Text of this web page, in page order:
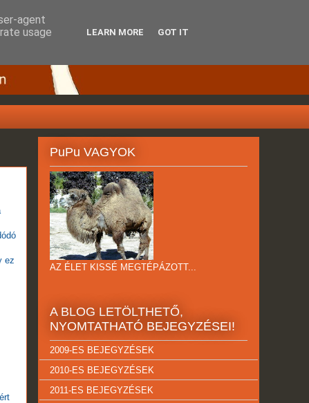
ez
PuPu VAGYOK
AZ ÉLET KISSÉ MEGTÉPÁZOTT...
A BLOG LETÖLTHETŐ,
NYOMTATHATÓ BEJEGYZÉSEI!
2009-ES BEJEGYZÉSEK
2010-ES BEJEGYZÉSEK
2011-ES BEJEGYZÉSEK
agent
usage
LEARN MORE GOT IT